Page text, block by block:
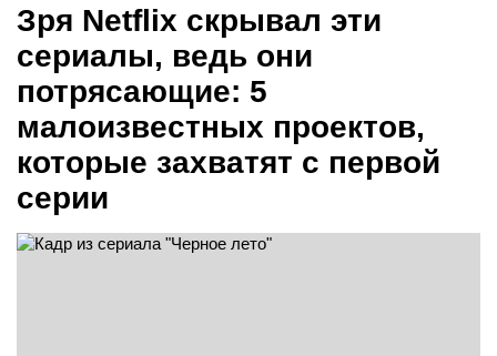
Зря Netflix скрывал эти
сериалы, ведь они
потрясающие: 5
малоизвестных проектов,
которые захватят с первой
серии